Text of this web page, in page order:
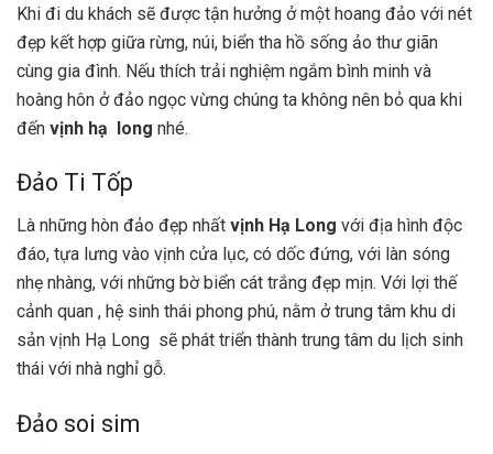
Khi đi du khách sẽ được tận hưởng ở một hoang đảo với nét
đẹp kết hợp giữa rừng, núi, biển tha hồ sống ảo thư giãn
cùng gia đình. Nếu thích trải nghiệm ngắm bình minh và
hoàng hôn ở đảo ngọc vừng chúng ta không nên bỏ qua khi
đến vịnh hạ long nhé.
Đảo Ti Tốp
Là những hòn đảo đẹp nhất vịnh Hạ Long với địa hình độc
đáo, tựa lưng vào vịnh cửa lục, có dốc đứng, với làn sóng
nhẹ nhàng, với những bờ biển cát trắng đẹp mịn. Với lợi thế
cảnh quan , hệ sinh thái phong phú, nằm ở trung tâm khu di
sản vịnh Hạ Long sẽ phát triển thành trung tâm du lịch sinh
thái với nhà nghỉ gỗ.
Đảo soi sim